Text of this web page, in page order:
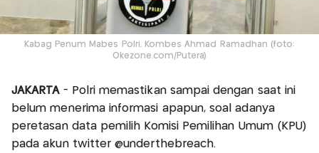
Kabag Penum Mabes Polri, Kombes Ahmad Ramadhan (foto:
Okezone.com/Putera)
JAKARTA - Polri memastikan sampai dengan saat ini
belum menerima informasi apapun, soal adanya
peretasan data pemilih Komisi Pemilihan Umum (KPU)
pada akun twitter @underthebreach.